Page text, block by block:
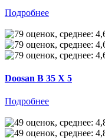
Подробнее
Doosan B 35 X 5
Подробнее